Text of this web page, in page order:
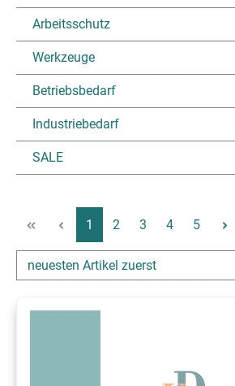
Arbeitsschutz
Werkzeuge
Betriebsbedarf
Industriebedarf
SALE
Seite
1 Seite
2 Seite
3 Seite
4 Seite
5